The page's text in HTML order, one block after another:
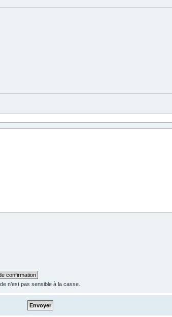
n’est pas sensible à la casse.